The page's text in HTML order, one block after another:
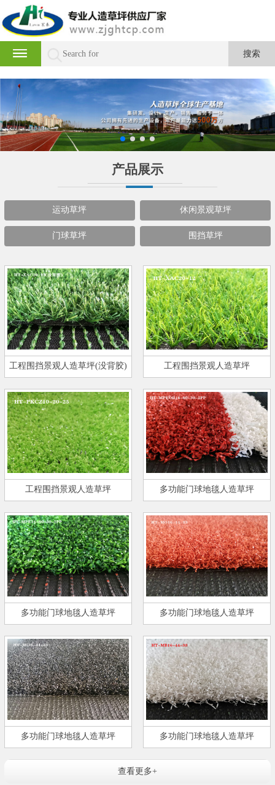
产品展示
运动草坪 休闲景观草坪
门球草坪 围挡草坪
工程围挡景观人造草坪(没背胶) 工程围挡景观人造草坪
工程围挡景观人造草坪 多功能门球地毯人造草坪
多功能门球地毯人造草坪 多功能门球地毯人造草坪
多功能门球地毯人造草坪 多功能门球地毯人造草坪
查看更多+